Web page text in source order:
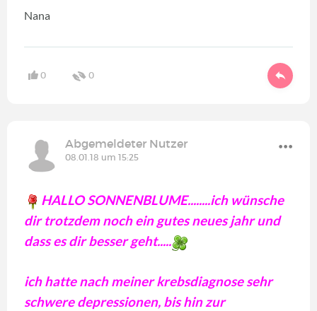
Nana
0 0
Abgemeldeter Nutzer
08.01.18 um 15:25
HALLO SONNENBLUME........ich wünsche
dir trotzdem noch ein gutes neues jahr und
dass es dir besser geht.....
ich hatte nach meiner krebsdiagnose sehr
schwere depressionen, bis hin zur